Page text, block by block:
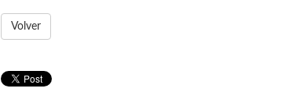
Volver